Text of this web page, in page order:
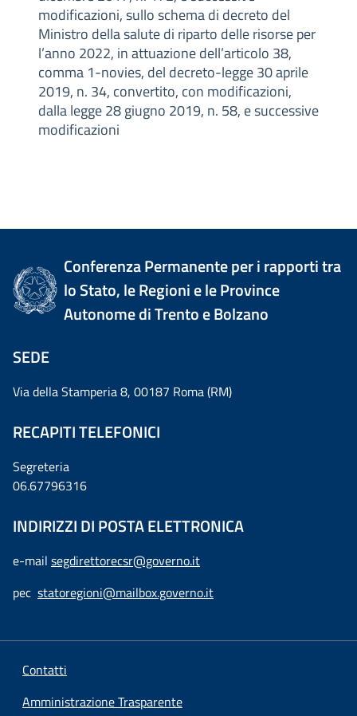
modificazioni, sullo schema di decreto del
Ministro della salute di riparto delle risorse per
l’anno 2022, in attuazione dell’articolo 38,
comma 1-novies, del decreto-legge 30 aprile
2019, n. 34, convertito, con modificazioni,
dalla legge 28 giugno 2019, n. 58, e successive
modificazioni
Conferenza Permanente per i rapporti tra
lo Stato, le Regioni e le Province
Autonome di Trento e Bolzano
SEDE
Via della Stamperia 8, 00187 Roma (RM)
RECAPITI TELEFONICI
Segreteria
06.67796316
INDIRIZZI DI POSTA ELETTRONICA
e-mail segdirettorecsr@governo.it
pec statoregioni@mailbox.governo.it
Contatti
Amministrazione Trasparente